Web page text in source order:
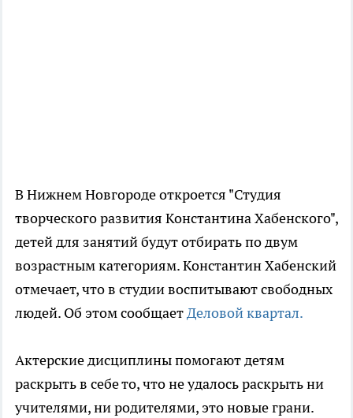
В Нижнем Новгороде откроется "Студия
творческого развития Константина Хабенского",
детей для занятий будут отбирать по двум
возрастным категориям. Константин Хабенский
отмечает, что в студии воспитывают свободных
людей. Об этом сообщаетДеловой квартал.
Актерские дисциплины помогают детям
раскрыть в себе то, что не удалось раскрыть ни
учителями, ни родителями, это новые грани.